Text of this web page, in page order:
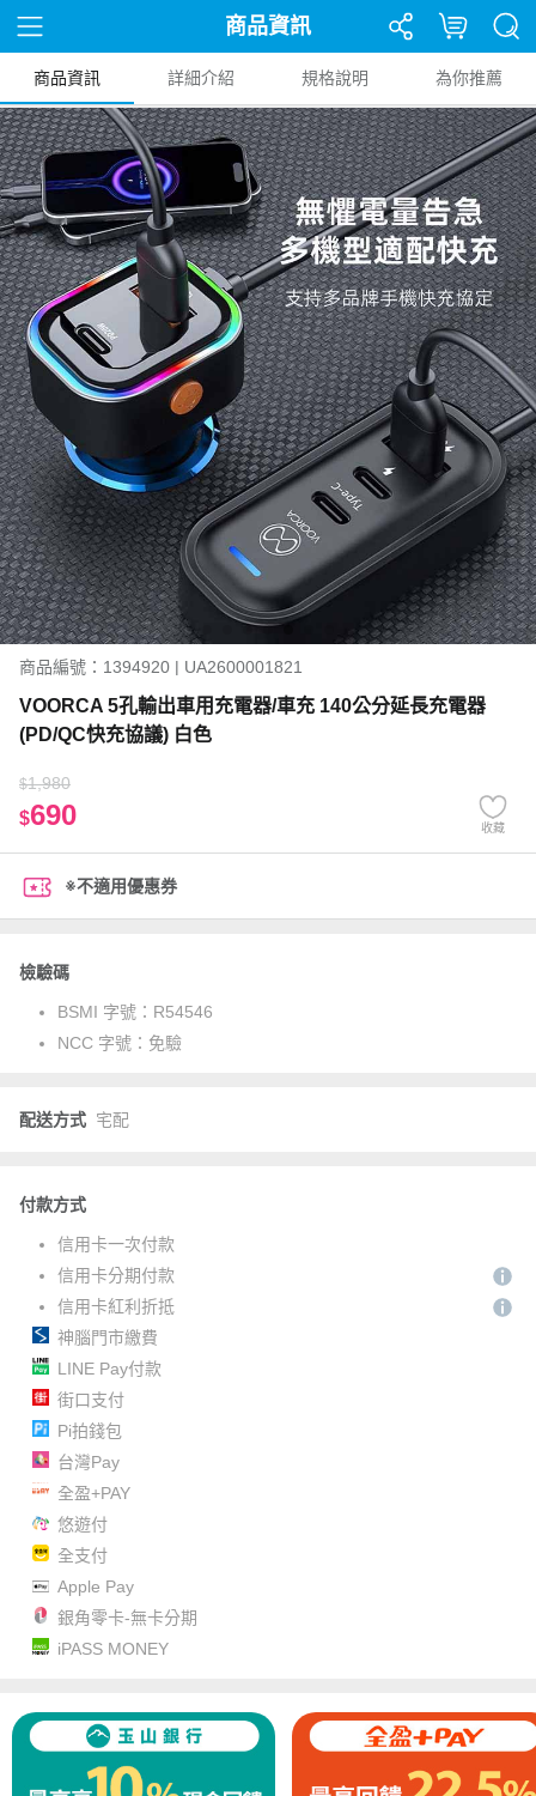
商品資訊
商品資訊 詳細介紹 規格說明 為你推薦
商品編號：1394920 | UA2600001821
VOORCA 5孔輸出車用充電器/車充 140公分延長充電器
(PD/QC快充協議) 白色
$1,980
$690 收藏
※不適用優惠券
檢驗碼
BSMI 字號： R54546
NCC 字號： 免驗
配送方式 宅配
付款方式
信用卡一次付款
信用卡分期付款
信用卡紅利折抵
神腦門市繳費
LINE Pay付款
街口支付
Pi拍錢包
台灣Pay
全盈+PAY
悠遊付
全支付
Apple Pay
銀角零卡-無卡分期
iPASS MONEY